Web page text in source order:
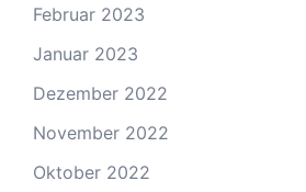
Februar 2023
Januar 2023
Dezember 2022
November 2022
Oktober 2022